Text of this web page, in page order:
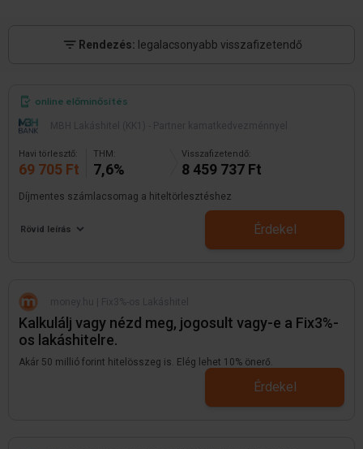
Rendezés: legalacsonyabb visszafizetendő
online előminősítés
Havi törlesztő:
69 705 Ft
THM:
7,6%
Visszafizetendő:
8 459 737 Ft
Díjmentes számlacsomag a hiteltörlesztéshez
Rövid leírás Érdekel
Kalkulálj vagy nézd meg, jogosult vagy-e a Fix3%-
os lakáshitelre.
Akár 50 millió forint hitelösszeg is. Elég lehet 10% önerő.
Érdekel